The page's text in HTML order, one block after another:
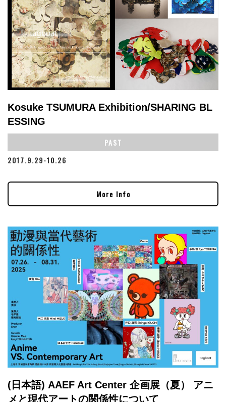
Kosuke TSUMURA Exhibition/SHARING BL
ESSING
PAST
2017.9.29-10.26
More Info
(日本語) AAEF Art Center 企画展（夏） アニ
メと現代アートの関係性について